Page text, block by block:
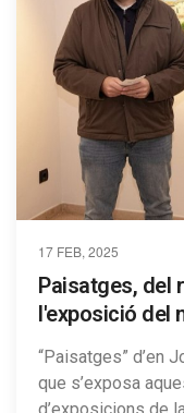
17 FEB, 2025
Paisatges, del
l'exposició del
“Paisatges” d’en
que s’exposa